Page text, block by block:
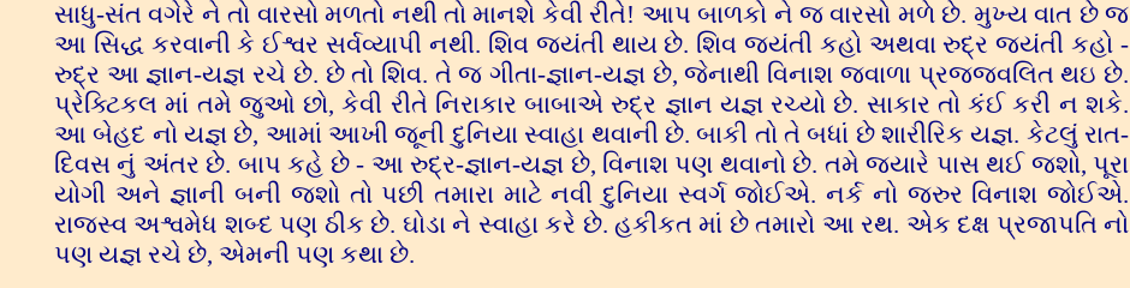
સાધુ-સંત વગેરે ને તો વારસો મળતો નથી તો માનશે કેવી રીતે! આપ બાળકો ને જ વારસો મળે છે. મુખ્ય વાત છે જ
આ સિદ્ધ કરવાની કે ઈશ્વર સર્વવ્યાપી નથી. શિવ જયંતી થાય છે. શિવ જયંતી કહો અથવા રુદ્ર જયંતી કહો -
રુદ્ર આ જ્ઞાન-યજ્ઞ રચે છે. છે તો શિવ. તે જ ગીતા-જ્ઞાન-યજ્ઞ છે, જેનાથી વિનાશ જ્વાળા પ્રજ્જવલિત થઇ છે.
પ્રેક્ટિકલ માં તમે જુઓ છો, કેવી રીતે નિરાકાર બાબાએ રુદ્ર જ્ઞાન યજ્ઞ રચ્યો છે. સાકાર તો કંઈ કરી ન શકે.
આ બેહદ નો યજ્ઞ છે, આમાં આખી જૂની દુનિયા સ્વાહા થવાની છે. બાકી તો તે બધાં છે શારીરિક યજ્ઞ. કેટલું રાત-
દિવસ નું અંતર છે. બાપ કહે છે - આ રુદ્ર-જ્ઞાન-યજ્ઞ છે, વિનાશ પણ થવાનો છે. તમે જ્યારે પાસ થઈ જશો, પૂરા
યોગી અને જ્ઞાની બની જશો તો પછી તમારા માટે નવી દુનિયા સ્વર્ગ જોઈએ. નર્ક નો જરુર વિનાશ જોઈએ.
રાજસ્વ અશ્વમેધ શબ્દ પણ ઠીક છે. ઘોડા ને સ્વાહા કરે છે. હકીકત માં છે તમારો આ રથ. એક દક્ષ પ્રજાપતિ નો
પણ યજ્ઞ રચે છે, એમની પણ કથા છે.